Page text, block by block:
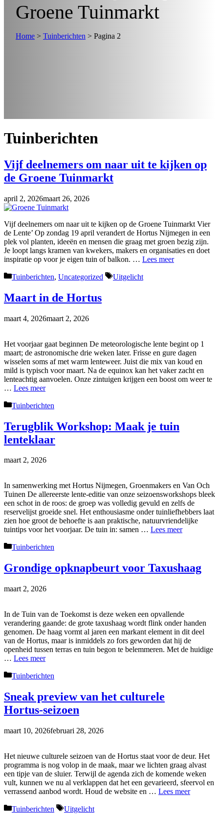
Groene Tuinmarkt
Home > Tuinberichten > Pagina 2
Tuinberichten
Vijf deelnemers om naar uit te kijken op
de Groene Tuinmarkt
april 2, 2026maart 26, 2026
Vijf deelnemers om naar uit te kijken op de Groene Tuinmarkt Vier
de Lente’ Op zondag 19 april verandert de Hortus Nijmegen in een
plek vol planten, ideeën en mensen die graag met groen bezig zijn.
Je loopt langs kramen van kwekers, makers en organisaties en doet
inspiratie op voor je eigen tuin of balkon. … Lees meer
Categorieën
Tuinberichten, Uncategorized Tags
Uitgelicht
Maart in de Hortus
maart 4, 2026maart 2, 2026
Het voorjaar gaat beginnen De meteorologische lente begint op 1
maart; de astronomische drie weken later. Frisse en gure dagen
wisselen soms af met warm lenteweer. Juist die mix van koud en
mild is typisch voor maart. Na de equinox kan het vaker zacht en
lenteachtig aanvoelen. Onze zintuigen krijgen een boost om weer te
… Lees meer
Categorieën
Tuinberichten
Terugblik Workshop: Maak je tuin
lenteklaar
maart 2, 2026
In samenwerking met Hortus Nijmegen, Groenmakers en Van Och
Tuinen De allereerste lente-editie van onze seizoensworkshops bleek
een schot in de roos: de groep was volledig gevuld en zelfs de
reservelijst groeide snel. Het enthousiasme onder tuinliefhebbers laat
zien hoe groot de behoefte is aan praktische, natuurvriendelijke
tuintips voor het voorjaar. De tuin in: samen … Lees meer
Categorieën
Tuinberichten
Grondige opknapbeurt voor Taxushaag
maart 2, 2026
In de Tuin van de Toekomst is deze weken een opvallende
verandering gaande: de grote taxushaag wordt flink onder handen
genomen. De haag vormt al jaren een markant element in dit deel
van de Hortus, maar is inmiddels zo fors geworden dat hij de
openheid tussen terras en tuin begon te belemmeren. Met de huidige
… Lees meer
Categorieën
Tuinberichten
Sneak preview van het culturele
Hortus‑seizoen
maart 10, 2026februari 28, 2026
Het nieuwe culturele seizoen van de Hortus staat voor de deur. Het
programma is nog volop in de maak, maar we lichten graag alvast
een tipje van de sluier. Terwijl de agenda zich de komende weken
vult, kunnen we nu al verklappen dat het een gevarieerd, sfeervol en
verrassend aanbod wordt. Houd de website en … Lees meer
Categorieën
Tuinberichten Tags
Uitgelicht